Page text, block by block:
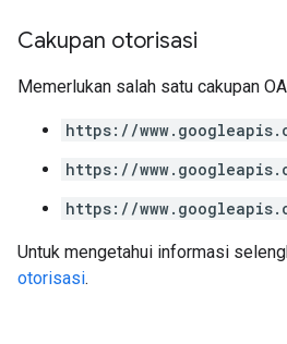
Cakupan otorisasi
Memerlukan salah satu cakupan
https://
https://
https://
Untuk mengetahui informasi
otorisasi.